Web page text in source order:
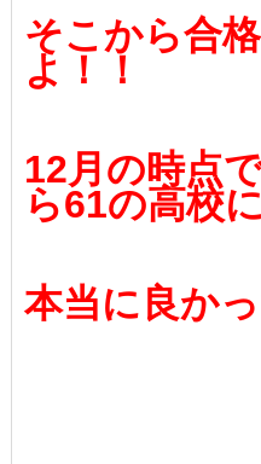
そこから合
よ！！
12月の時点
ら61の高校
本当に良かっ